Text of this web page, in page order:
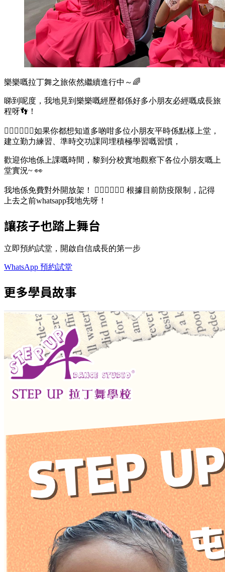
樂樂嘅拉丁舞之旅依然繼續進行中～🌈
睇到呢度，我地見到樂樂嘅經歷都係好多小朋友必經嘅成長旅
程呀👣！
🙋🏻‍♂️🙋🏻‍♀️如果你都想知道多啲咁多位小朋友平時係點樣上堂，
建立勤力練習、準時交功課同埋積極學習嘅習慣，
歡迎你地係上課嘅時間，黎到分校實地觀察下各位小朋友嘅上
堂實況~ 👀
我地係免費對外開放架！ 🙆🏻‍♀️🙆🏻‍♂️ 根據目前防疫限制，記得
上去之前whatsapp我地先呀！
讓孩子也踏上舞台
立即預約試堂，開啟自信成長的第一步
WhatsApp 預約試堂
更多學員故事